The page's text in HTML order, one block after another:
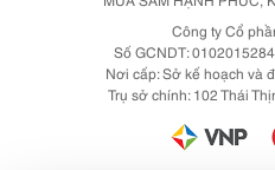
Công ty Cổ
Số GCNDT:
Nơi cấp: Sở kế hoạch và
Trụ sở chính: 102 Thái